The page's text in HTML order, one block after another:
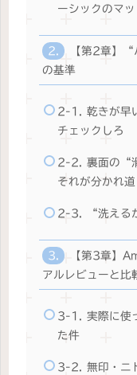
ーシックのマ
【第2章】
の基準
2-1. 乾きが早
チェックしろ
2-2. 裏面の“
それが分かれ道
2-3. “洗える
【第3章】
アルレビューと比
3-1. 実際に使
た件
3-2. 無印・ニ